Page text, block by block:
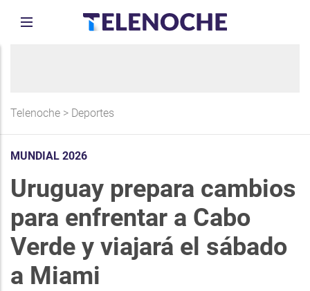
Telenoche > Deportes
MUNDIAL 2026
Uruguay prepara cambios
para enfrentar a Cabo
Verde y viajará el sábado
a Miami